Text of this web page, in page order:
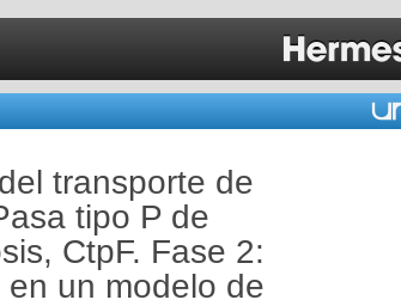
transporte de
tipo P de
CtpF. Fase 2:
un modelo de